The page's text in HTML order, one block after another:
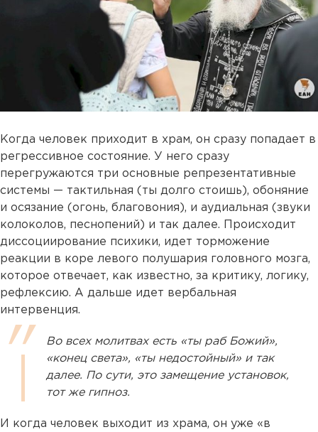
Когда человек приходит в храм, он сразу попадает в
регрессивное состояние. У него сразу
перегружаются три основные репрезентативные
системы — тактильная (ты долго стоишь), обоняние
и осязание (огонь, благовония), и аудиальная (звуки
колоколов, песнопений) и так далее. Происходит
диссоциирование психики, идет торможение
реакции в коре левого полушария головного мозга,
которое отвечает, как известно, за критику, логику,
рефлексию. А дальше идет вербальная
интервенция.
Во всех молитвах есть «ты раб Божий»,
«конец света», «ты недостойный» и так
далее. По сути, это замещение установок,
тот же гипноз.
И когда человек выходит из храма, он уже «в